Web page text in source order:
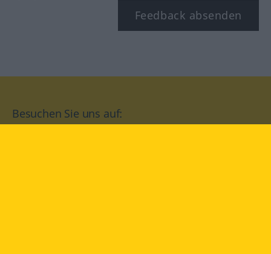
Feedback absenden
Besuchen Sie uns auf: